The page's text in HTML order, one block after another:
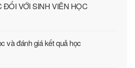
VỚI SINH VIÊN HỌC
và đánh giá kết quả học